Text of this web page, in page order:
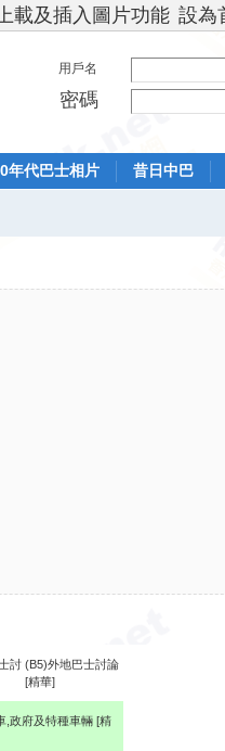
載及插入圖片功能 設為
用戶名
密碼
年代巴士相片 昔日中巴
討 (B5)外地巴士討論
[精華]
,政府及特種車輛 [精